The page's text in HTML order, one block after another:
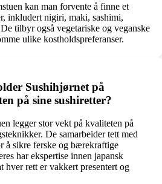
kan man forvente å finne et
inkludert nigiri, maki, sashimi,
tilbyr også vegetariske og veganske
ulike kostholdspreferanser.
Sushihjørnet på
på sine sushiretter?
legger stor vekt på kvaliteten på
De samarbeider tett med
å sikre ferske og bærekraftige
har ekspertise innen japansk
hver rett er vakkert presentert og